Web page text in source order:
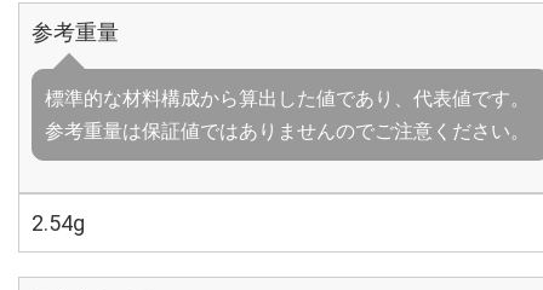
参考重量
標準的な材料構成から算出した値であり、代表値です。
参考重量は保証値ではありませんのでご注意ください。
2.54g